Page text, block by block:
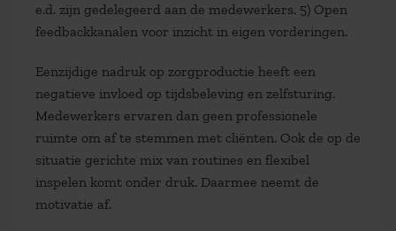
e.d. zijn gedelegeerd aan de medewerkers. 5) Open
feedbackkanalen voor inzicht in eigen vorderingen.
Eenzijdige nadruk op zorgproductie heeft een
negatieve invloed op tijdsbeleving en zelfsturing.
Medewerkers ervaren dan geen professionele
ruimte om af te stemmen met cliënten. Ook de op de
situatie gerichte mix van routines en flexibel
inspelen komt onder druk. Daarmee neemt de
motivatie af.